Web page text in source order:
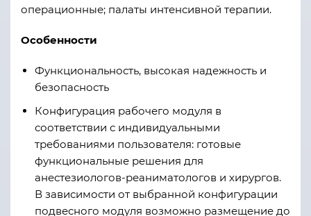
операционные; палаты интенсивной терапии.
Особенности
Функциональность, высокая надежность и
безопасность
Конфигурация рабочего модуля в
соответствии с индивидуальными
требованиями пользователя: готовые
функциональные решения для
анестезиологов-реаниматологов и хирургов.
В зависимости от выбранной конфигурации
подвесного модуля возможно размещение до